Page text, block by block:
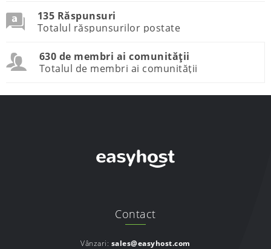
135 Răspunsuri
Totalul răspunsurilor postate
630 de membri ai comunității
Totalul de membri ai comunității
Contact
Vânzari: sales@easyhost.com